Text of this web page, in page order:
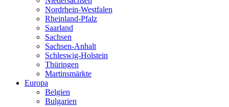
Nordrhein-Westfalen
Rheinland-Pfalz
Saarland
Sachsen
Sachsen-Anhalt
Schleswig-Holstein
Thüringen
Martinsmärkte
Europa
Belgien
Bulgarien